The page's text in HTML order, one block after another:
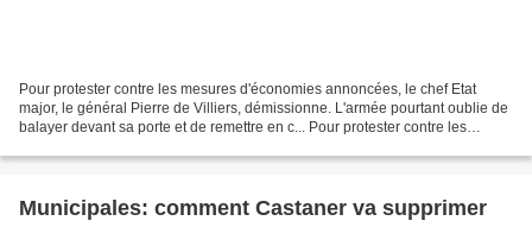
Pour protester contre les mesures d'économies annoncées, le chef Etat
major, le général Pierre de Villiers, démissionne. L'armée pourtant oublie de
balayer devant sa porte et de remettre en c... Pour protester contre les
Municipales: comment Castaner va supprimer